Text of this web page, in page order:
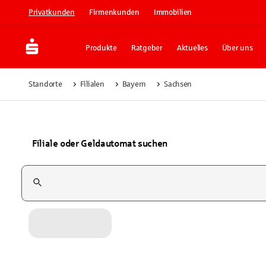
Privatkunden Firmenkunden Immobilien
Produkte Ratgeber Aktuelles Über uns
Standorte Filialen Bayern Sachsen
Filiale oder Geldautomat suchen
Suchfeld